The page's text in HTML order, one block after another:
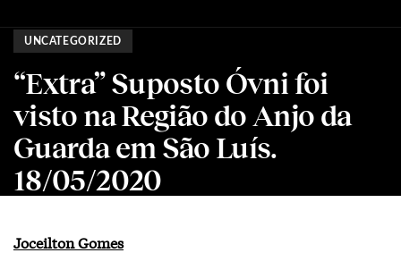
UNCATEGORIZED
“Extra” Suposto Óvni foi
visto na Região do Anjo da
Guarda em São Luís.
18/05/2020
Joceilton Gomes